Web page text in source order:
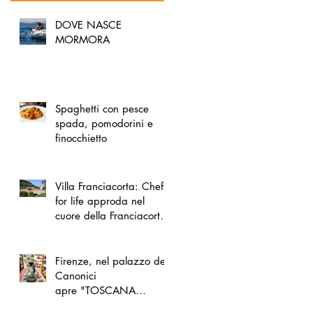
DOVE NASCE
MORMORA
Spaghetti con pesce
spada, pomodorini e
finocchietto
Villa Franciacorta: Chefs
for life approda nel
cuore della Franciacorta,
Firenze, nel palazzo dei
Canonici
apre "TOSCANA